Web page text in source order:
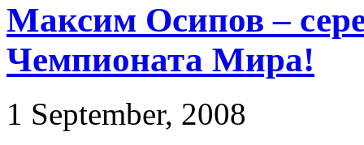
Максим Осипов –
Чемпионата Мира!
1 September, 2008